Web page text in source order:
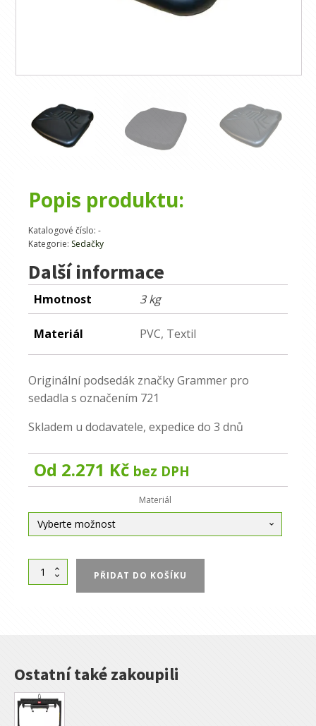
Popis produktu:
Katalogové číslo: -
Kategorie: Sedačky
Další informace
Hmotnost 3 kg
Materiál PVC, Textil
Originální podsedák značky Grammer pro
sedadla s označením 721
Skladem u dodavatele, expedice do 3 dnů
Od 2.271 Kč bez DPH
Materiál
Sedák
sedačky
PŘIDAT DO KOŠÍKU
Ostatní také zakoupili
This
product